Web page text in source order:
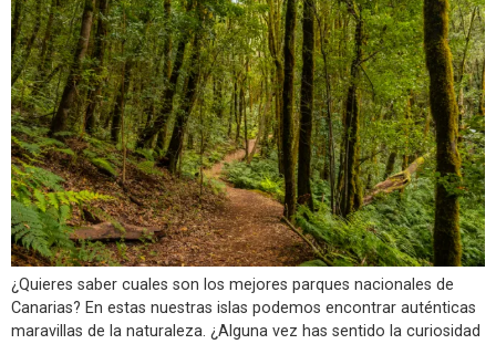
¿Quieres saber cuales son los mejores parques nacionales de
Canarias? En estas nuestras islas podemos encontrar auténticas
maravillas de la naturaleza. ¿Alguna vez has sentido la curiosidad